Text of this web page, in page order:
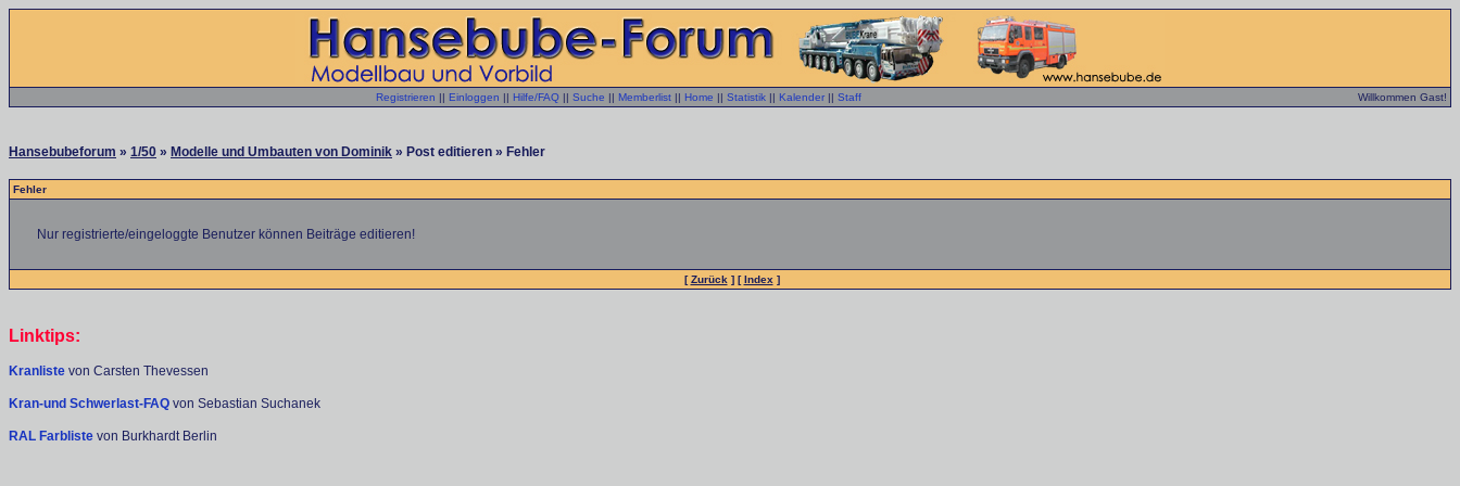
Registrieren || Einloggen || Hilfe/FAQ || Suche || Memberlist || Home || Statistik || Kalender || Staff Willkommen Gast!
Hansebubeforum » 1/50 » Modelle und Umbauten von Dominik » Post editieren » Fehler
Fehler
Nur registrierte/eingeloggte Benutzer können Beiträge editieren!
[Zurück ] [Index ]
Linktips:
Kranliste von Carsten Thevessen
Kran-und Schwerlast-FAQ von Sebastian Suchanek
RAL Farbliste von Burkhardt Berlin